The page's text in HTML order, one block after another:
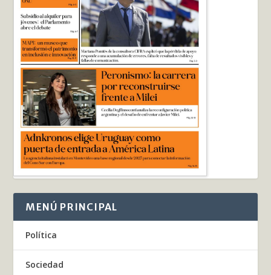
MENÚ PRINCIPAL
Política
Sociedad